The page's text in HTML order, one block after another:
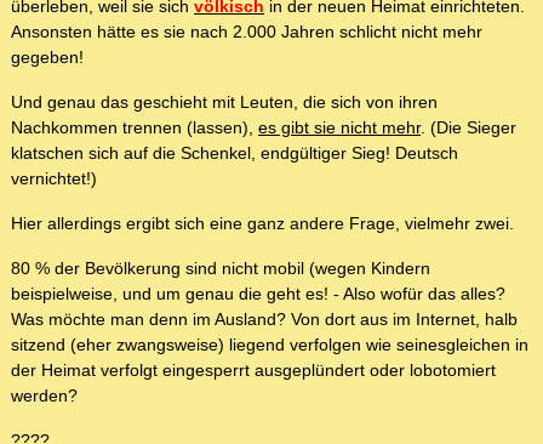
überleben, weil sie sich völkisch in der neuen Heimat einrichteten.
Ansonsten hätte es sie nach 2.000 Jahren schlicht nicht mehr
gegeben!
Und genau das geschieht mit Leuten, die sich von ihren
Nachkommen trennen (lassen), es gibt sie nicht mehr. (Die Sieger
klatschen sich auf die Schenkel, endgültiger Sieg! Deutsch
vernichtet!)
Hier allerdings ergibt sich eine ganz andere Frage, vielmehr zwei.
80 % der Bevölkerung sind nicht mobil (wegen Kindern
beispielweise, und um genau die geht es! - Also wofür das alles?
Was möchte man denn im Ausland? Von dort aus im Internet, halb
sitzend (eher zwangsweise) liegend verfolgen wie seinesgleichen in
der Heimat verfolgt eingesperrt ausgeplündert oder lobotomiert
werden?